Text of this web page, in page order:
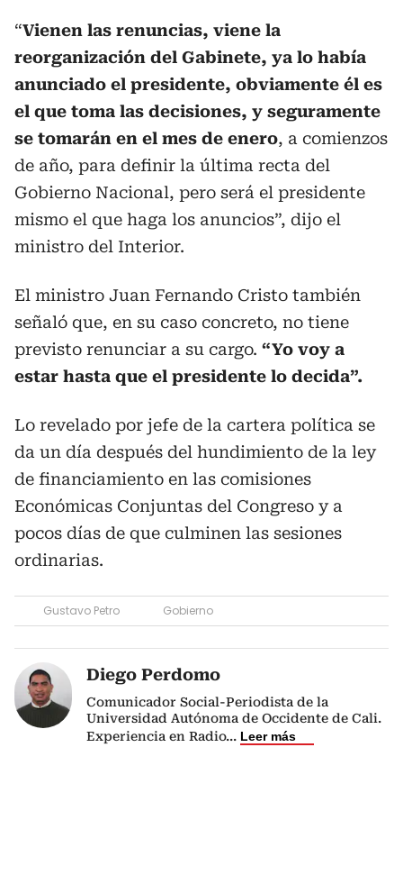
“Vienen las renuncias, viene la
reorganización del Gabinete, ya lo había
anunciado el presidente, obviamente él es
el que toma las decisiones, y seguramente
se tomarán en el mes de enero, a comienzos
de año, para definir la última recta del
Gobierno Nacional, pero será el presidente
mismo el que haga los anuncios”, dijo el
ministro del Interior.
El ministro Juan Fernando Cristo también
señaló que, en su caso concreto, no tiene
previsto renunciar a su cargo. “Yo voy a
estar hasta que el presidente lo decida”.
Lo revelado por jefe de la cartera política se
da un día después del hundimiento de la ley
de financiamiento en las comisiones
Económicas Conjuntas del Congreso y a
pocos días de que culminen las sesiones
ordinarias.
Gustavo Petro Gobierno
Diego Perdomo
Comunicador Social-Periodista de la
Universidad Autónoma de Occidente de Cali.
Experiencia en Radio... Leer más